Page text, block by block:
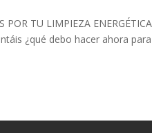
TU LIMPIEZA
¿qué debo hacer ahora